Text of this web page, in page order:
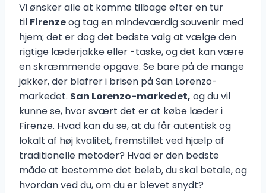
Vi ønsker alle at komme tilbage efter en tur
til Firenzeog tag en mindeværdig souvenir med
hjem; det er dog det bedste valg at vælge den
rigtige læderjakke eller -taske, og det kan være
en skræmmende opgave. Se bare på de mange
jakker, der blafrer i brisen på San Lorenzo-
markedet. San Lorenzo-markedet, og du vil
kunne se, hvor svært det er at købe læder i
Firenze. Hvad kan du se, at du får autentisk og
lokalt af høj kvalitet, fremstillet ved hjælp af
traditionelle metoder? Hvad er den bedste
måde at bestemme det beløb, du skal betale, og
hvordan ved du, om du er blevet snydt?